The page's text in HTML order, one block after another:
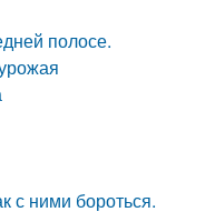
полосе.
с ними бороться.